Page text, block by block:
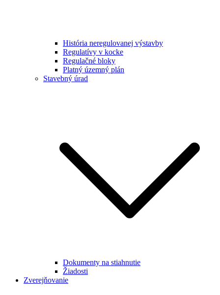
História neregulovanej výstavby
Regulatívy v kocke
Regulačné bloky
Platný územný plán
Stavebný úrad
Dokumenty na stiahnutie
Žiadosti
Zverejňovanie